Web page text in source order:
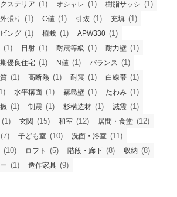
ステリア (1) オシャレ (1) 樹脂サッシ (1)
外張り (1) C値 (1) 引抜 (1) 充填 (1)
ング (1) 植栽 (1) APW330 (1)
(1) 日射 (1) 耐震等級 (1) 耐力壁 (1)
優良住宅 (1) N値 (1) バランス (1)
(1) 高断熱 (1) 耐震 (1) 白線帯 (1)
水平構面 (1) 霧島壁 (1) たわみ (1)
(1) 制震 (1) 杉構造材 (1) 減震 (1)
(1) 玄関 (15) 和室 (12) 居間・食堂 (12)
(7) 子ども室 (10) 洗面・浴室 (11)
(10) ロフト (5) 階段・廊下 (8) 収納 (8)
(1) 造作家具 (9)